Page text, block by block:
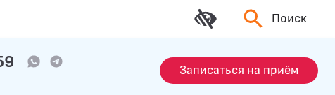
Поиск
Записаться на приём